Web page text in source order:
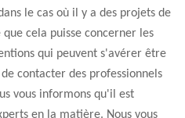
le cas où il y a des projets de
cela puisse concerner les
qui peuvent s'avérer être
contacter des professionnels
vous informons qu'il est
en la matière. Nous vous